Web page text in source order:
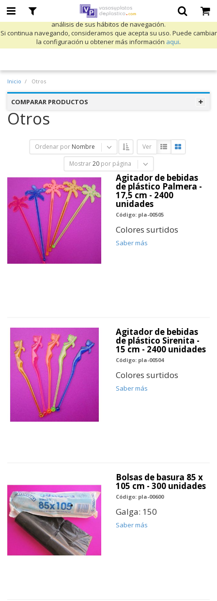
Utilizamos cookies propias y de terceros para mejorar nuestros servicios
y mostrarle publicidad relacionada con sus preferencias mediante el
análisis de sus hábitos de navegación.
Si continua navegando, consideramos que acepta su uso. Puede cambiar
la configuración u obtener más información aqui.
Inicio Otros
COMPARAR PRODUCTOS
Otros
Ordenar por Nombre Ver
Mostrar 20 por página
Agitador de bebidas
de plástico Palmera -
17,5 cm - 2400
unidades
Código: pla-00505
Colores surtidos
Saber más
Agitador de bebidas
de plástico Sirenita -
15 cm - 2400 unidades
Código: pla-00504
Colores surtidos
Saber más
Bolsas de basura 85 x
105 cm - 300 unidades
Código: pla-00600
Galga: 150
Saber más